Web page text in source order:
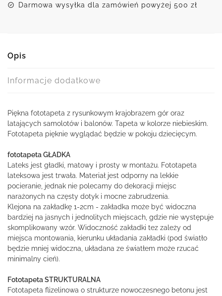
Darmowa wysyłka dla zamówień powyżej 500 zł
Opis
Informacje dodatkowe
Piękna fototapeta z rysunkowym krajobrazem gór oraz
latających samolotów i balonów. Tapeta w kolorze niebieskim.
Fototapeta pięknie wyglądać będzie w pokoju dziecięcym.
fototapeta GŁADKA
Lateks jest gładki, matowy i prosty w montażu. Fototapeta
lateksowa jest trwała. Materiał jest odporny na lekkie
pocieranie, jednak nie polecamy do dekoracji miejsc
narażonych na częsty dotyk i mocne zabrudzenia.
Klejona na zakładkę 1-2cm - zakładka może być widoczna
bardziej na jasnych i jednolitych miejscach, gdzie nie występuje
skomplikowany wzór. Widoczność zakładki tez zależy od
miejsca montowania, kierunku układania zakładki (pod światło
będzie mniej widoczna, układana ze światłem może rzucać
minimalny cień).
Fototapeta STRUKTURALNA
Fototapeta flizelinowa o strukturze nowoczesnego betonu jest